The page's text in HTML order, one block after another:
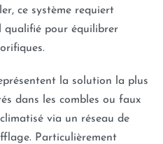
ce système requiert
qualifié pour équilibrer
la solution la plus
dans les combles ou faux
via un réseau de
Particulièrement